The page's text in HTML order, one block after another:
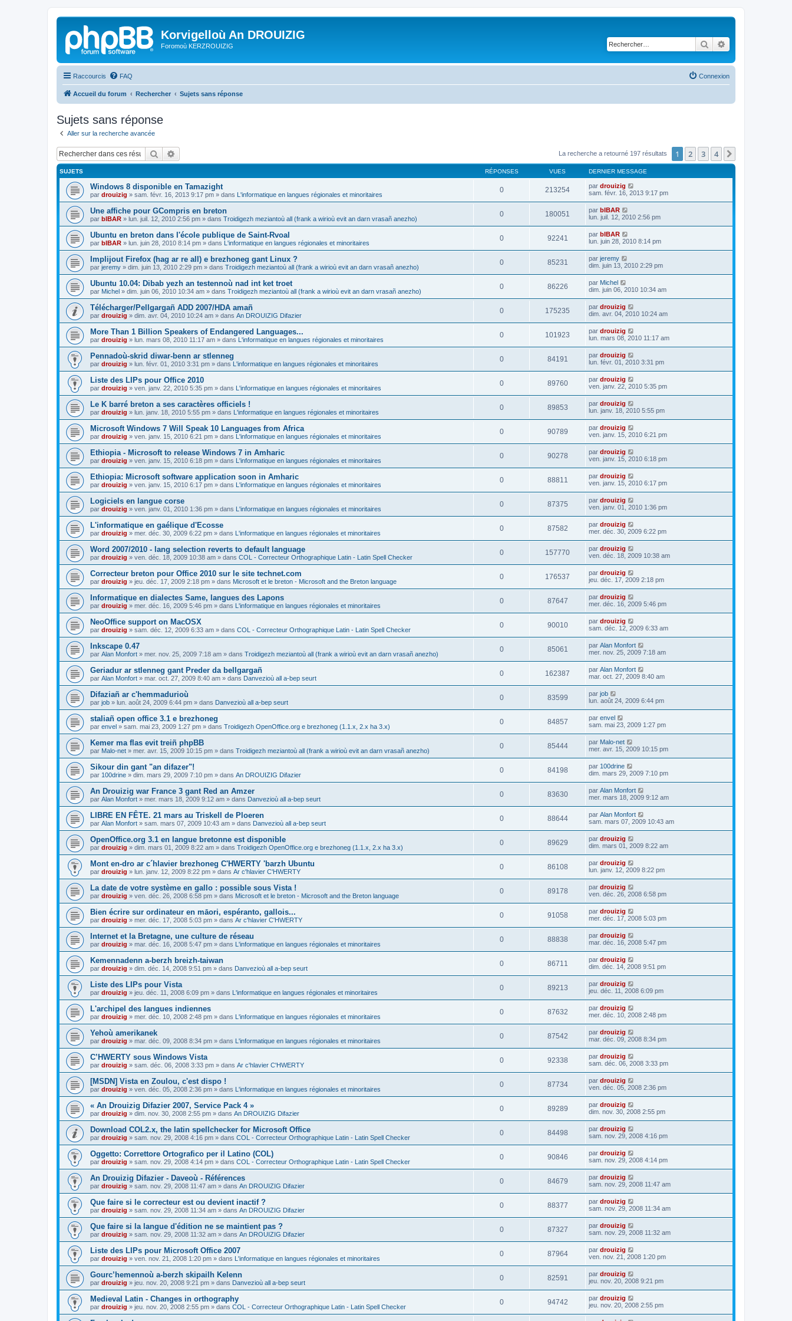
Korvigelloù An DROUIZIG
Foromoù KERZROUIZIG Rechercher
Raccourcis FAQ Connexion
Accueil du forum Rechercher Sujets sans réponse
Sujets sans réponse
Aller sur la recherche avancée
Rechercher La recherche a retourné 197 résultats 1 2 3 4
SUJETS RÉPONSES VUES DERNIER MESSAGE
Windows 8 disponible en Tamazight
par drouizig » sam. févr. 16, 2013 9:17 pm » dans L'informatique en langues régionales et minoritaires
0 213254 par drouizig
sam. févr. 16, 2013 9:17 pm
Une affiche pour GCompris en breton
par bIBAR » lun. juil. 12, 2010 2:56 pm » dans Troidigezh meziantoù all (frank a wirioù evit an darn vrasañ anezho)
0 180051 par bIBAR
lun. juil. 12, 2010 2:56 pm
Ubuntu en breton dans l'école publique de Saint-Rvoal
par bIBAR » lun. juin 28, 2010 8:14 pm » dans L'informatique en langues régionales et minoritaires
0 92241 par bIBAR
lun. juin 28, 2010 8:14 pm
Implijout Firefox (hag ar re all) e brezhoneg gant Linux ?
par jeremy » dim. juin 13, 2010 2:29 pm » dans Troidigezh meziantoù all (frank a wirioù evit an darn vrasañ anezho)
0 85231 par jeremy
dim. juin 13, 2010 2:29 pm
Ubuntu 10.04: Dibab yezh an testennoù nad int ket troet
par Michel » dim. juin 06, 2010 10:34 am » dans Troidigezh meziantoù all (frank a wirioù evit an darn vrasañ anezho)
0 86226 par Michel
dim. juin 06, 2010 10:34 am
Télécharger/Pellgargañ ADD 2007/HDA amañ
par drouizig » dim. avr. 04, 2010 10:24 am » dans An DROUIZIG Difazier
0 175235 par drouizig
dim. avr. 04, 2010 10:24 am
More Than 1 Billion Speakers of Endangered Languages...
par drouizig » lun. mars 08, 2010 11:17 am » dans L'informatique en langues régionales et minoritaires
0 101923 par drouizig
lun. mars 08, 2010 11:17 am
Pennadoù-skrid diwar-benn ar stlenneg
par drouizig » lun. févr. 01, 2010 3:31 pm » dans L'informatique en langues régionales et minoritaires
0 84191 par drouizig
lun. févr. 01, 2010 3:31 pm
Liste des LIPs pour Office 2010
par drouizig » ven. janv. 22, 2010 5:35 pm » dans L'informatique en langues régionales et minoritaires
0 89760 par drouizig
ven. janv. 22, 2010 5:35 pm
Le K barré breton a ses caractères officiels !
par drouizig » lun. janv. 18, 2010 5:55 pm » dans L'informatique en langues régionales et minoritaires
0 89853 par drouizig
lun. janv. 18, 2010 5:55 pm
Microsoft Windows 7 Will Speak 10 Languages from Africa
par drouizig » ven. janv. 15, 2010 6:21 pm » dans L'informatique en langues régionales et minoritaires
0 90789 par drouizig
ven. janv. 15, 2010 6:21 pm
Ethiopia - Microsoft to release Windows 7 in Amharic
par drouizig » ven. janv. 15, 2010 6:18 pm » dans L'informatique en langues régionales et minoritaires
0 90278 par drouizig
ven. janv. 15, 2010 6:18 pm
Ethiopia: Microsoft software application soon in Amharic
par drouizig » ven. janv. 15, 2010 6:17 pm » dans L'informatique en langues régionales et minoritaires
0 88811 par drouizig
ven. janv. 15, 2010 6:17 pm
Logiciels en langue corse
par drouizig » ven. janv. 01, 2010 1:36 pm » dans L'informatique en langues régionales et minoritaires
0 87375 par drouizig
ven. janv. 01, 2010 1:36 pm
L'informatique en gaélique d'Ecosse
par drouizig » mer. déc. 30, 2009 6:22 pm » dans L'informatique en langues régionales et minoritaires
0 87582 par drouizig
mer. déc. 30, 2009 6:22 pm
Word 2007/2010 - lang selection reverts to default language
par drouizig » ven. déc. 18, 2009 10:38 am » dans COL - Correcteur Orthographique Latin - Latin Spell Checker
0 157770 par drouizig
ven. déc. 18, 2009 10:38 am
Correcteur breton pour Office 2010 sur le site technet.com
par drouizig » jeu. déc. 17, 2009 2:18 pm » dans Microsoft et le breton - Microsoft and the Breton language
0 176537 par drouizig
jeu. déc. 17, 2009 2:18 pm
Informatique en dialectes Same, langues des Lapons
par drouizig » mer. déc. 16, 2009 5:46 pm » dans L'informatique en langues régionales et minoritaires
0 87647 par drouizig
mer. déc. 16, 2009 5:46 pm
NeoOffice support on MacOSX
par drouizig » sam. déc. 12, 2009 6:33 am » dans COL - Correcteur Orthographique Latin - Latin Spell Checker
0 90010 par drouizig
sam. déc. 12, 2009 6:33 am
Inkscape 0.47
par Alan Monfort » mer. nov. 25, 2009 7:18 am » dans Troidigezh meziantoù all (frank a wirioù evit an darn vrasañ anezho)
0 85061 par Alan Monfort
mer. nov. 25, 2009 7:18 am
Geriadur ar stlenneg gant Preder da bellgargañ
par Alan Monfort » mar. oct. 27, 2009 8:40 am » dans Danvezioù all a-bep seurt
0 162387 par Alan Monfort
mar. oct. 27, 2009 8:40 am
Difaziañ ar c'hemmadurioù
par job » lun. août 24, 2009 6:44 pm » dans Danvezioù all a-bep seurt
0 83599 par job
lun. août 24, 2009 6:44 pm
staliañ open office 3.1 e brezhoneg
par envel » sam. mai 23, 2009 1:27 pm » dans Troidigezh OpenOffice.org e brezhoneg (1.1.x, 2.x ha 3.x)
0 84857 par envel
sam. mai 23, 2009 1:27 pm
Kemer ma flas evit treiñ phpBB
par Malo-net » mer. avr. 15, 2009 10:15 pm » dans Troidigezh meziantoù all (frank a wirioù evit an darn vrasañ anezho)
0 85444 par Malo-net
mer. avr. 15, 2009 10:15 pm
Sikour din gant "an difazer"!
par 100drine » dim. mars 29, 2009 7:10 pm » dans An DROUIZIG Difazier
0 84198 par 100drine
dim. mars 29, 2009 7:10 pm
An Drouizig war France 3 gant Red an Amzer
par Alan Monfort » mer. mars 18, 2009 9:12 am » dans Danvezioù all a-bep seurt
0 83630 par Alan Monfort
mer. mars 18, 2009 9:12 am
LIBRE EN FÊTE. 21 mars au Triskell de Ploeren
par Alan Monfort » sam. mars 07, 2009 10:43 am » dans Danvezioù all a-bep seurt
0 88644 par Alan Monfort
sam. mars 07, 2009 10:43 am
OpenOffice.org 3.1 en langue bretonne est disponible
par drouizig » dim. mars 01, 2009 8:22 am » dans Troidigezh OpenOffice.org e brezhoneg (1.1.x, 2.x ha 3.x)
0 89629 par drouizig
dim. mars 01, 2009 8:22 am
Mont en-dro ar c´hlavier brezhoneg C'HWERTY 'barzh Ubuntu
par drouizig » lun. janv. 12, 2009 8:22 pm » dans Ar c'hlavier C'HWERTY
0 86108 par drouizig
lun. janv. 12, 2009 8:22 pm
La date de votre système en gallo : possible sous Vista !
par drouizig » ven. déc. 26, 2008 6:58 pm » dans Microsoft et le breton - Microsoft and the Breton language
0 89178 par drouizig
ven. déc. 26, 2008 6:58 pm
Bien écrire sur ordinateur en māori, espéranto, gallois...
par drouizig » mer. déc. 17, 2008 5:03 pm » dans Ar c'hlavier C'HWERTY
0 91058 par drouizig
mer. déc. 17, 2008 5:03 pm
Internet et la Bretagne, une culture de réseau
par drouizig » mar. déc. 16, 2008 5:47 pm » dans L'informatique en langues régionales et minoritaires
0 88838 par drouizig
mar. déc. 16, 2008 5:47 pm
Kemennadenn a-berzh breizh-taiwan
par drouizig » dim. déc. 14, 2008 9:51 pm » dans Danvezioù all a-bep seurt
0 86711 par drouizig
dim. déc. 14, 2008 9:51 pm
Liste des LIPs pour Vista
par drouizig » jeu. déc. 11, 2008 6:09 pm » dans L'informatique en langues régionales et minoritaires
0 89213 par drouizig
jeu. déc. 11, 2008 6:09 pm
L'archipel des langues indiennes
par drouizig » mer. déc. 10, 2008 2:48 pm » dans L'informatique en langues régionales et minoritaires
0 87632 par drouizig
mer. déc. 10, 2008 2:48 pm
Yehoù amerikanek
par drouizig » mar. déc. 09, 2008 8:34 pm » dans L'informatique en langues régionales et minoritaires
0 87542 par drouizig
mar. déc. 09, 2008 8:34 pm
C’HWERTY sous Windows Vista
par drouizig » sam. déc. 06, 2008 3:33 pm » dans Ar c'hlavier C'HWERTY
0 92338 par drouizig
sam. déc. 06, 2008 3:33 pm
[MSDN] Vista en Zoulou, c'est dispo !
par drouizig » ven. déc. 05, 2008 2:36 pm » dans L'informatique en langues régionales et minoritaires
0 87734 par drouizig
ven. déc. 05, 2008 2:36 pm
« An Drouizig Difazier 2007, Service Pack 4 »
par drouizig » dim. nov. 30, 2008 2:55 pm » dans An DROUIZIG Difazier
0 89289 par drouizig
dim. nov. 30, 2008 2:55 pm
Download COL2.x, the latin spellchecker for Microsoft Office
par drouizig » sam. nov. 29, 2008 4:16 pm » dans COL - Correcteur Orthographique Latin - Latin Spell Checker
0 84498 par drouizig
sam. nov. 29, 2008 4:16 pm
Oggetto: Correttore Ortografico per il Latino (COL)
par drouizig » sam. nov. 29, 2008 4:14 pm » dans COL - Correcteur Orthographique Latin - Latin Spell Checker
0 90846 par drouizig
sam. nov. 29, 2008 4:14 pm
An Drouizig Difazier - Daveoù - Références
par drouizig » sam. nov. 29, 2008 11:47 am » dans An DROUIZIG Difazier
0 84679 par drouizig
sam. nov. 29, 2008 11:47 am
Que faire si le correcteur est ou devient inactif ?
par drouizig » sam. nov. 29, 2008 11:34 am » dans An DROUIZIG Difazier
0 88377 par drouizig
sam. nov. 29, 2008 11:34 am
Que faire si la langue d'édition ne se maintient pas ?
par drouizig » sam. nov. 29, 2008 11:32 am » dans An DROUIZIG Difazier
0 87327 par drouizig
sam. nov. 29, 2008 11:32 am
Liste des LIPs pour Microsoft Office 2007
par drouizig » ven. nov. 21, 2008 1:20 pm » dans L'informatique en langues régionales et minoritaires
0 87964 par drouizig
ven. nov. 21, 2008 1:20 pm
Gourc’hemennoù a-berzh skipailh Kelenn
par drouizig » jeu. nov. 20, 2008 9:21 pm » dans Danvezioù all a-bep seurt
0 82591 par drouizig
jeu. nov. 20, 2008 9:21 pm
Medieval Latin - Changes in orthography
par drouizig » jeu. nov. 20, 2008 2:55 pm » dans COL - Correcteur Orthographique Latin - Latin Spell Checker
0 94742 par drouizig
jeu. nov. 20, 2008 2:55 pm